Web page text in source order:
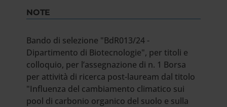
NOTE
Bando di selezione "BdR013/24 -
Dipartimento di Biotecnologie", per titoli e
colloquio, per l’assegnazione di n. 1 Borsa
per attività di ricerca post-lauream dal titolo
"Influenza del cambiamento climatico sui
pool di carbonio organico del suolo e sulla